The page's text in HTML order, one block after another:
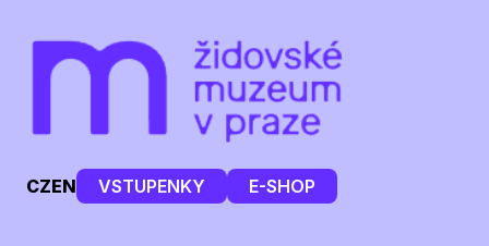
CZEN VSTUPENKY E-SHOP